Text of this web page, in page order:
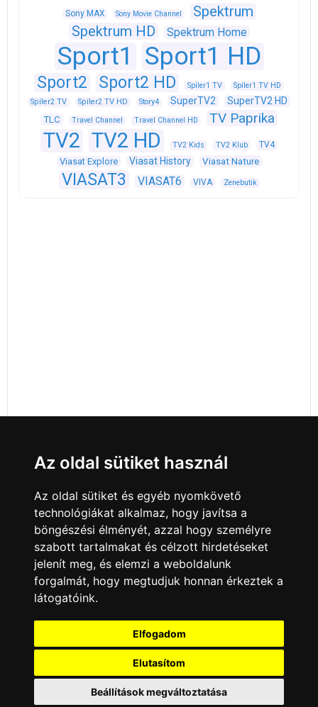
Sony MAX Sony Movie Channel
Spektrum
Spektrum HD
Spektrum Home
Sport1 Sport1 HD
Sport2 Sport2 HD Spíler1 TV
Spíler1 TV HD
Spíler2 TV
Spíler2 TV HD Story4 SuperTV2 SuperTV2 HD
TLC Travel Channel Travel Channel HD TV Paprika
TV2 TV2 HD TV2 Kids TV2 Klub TV4
Viasat Explore Viasat History Viasat Nature
VIASAT3 VIASAT6 VIVA Zenebutik
Minden jog fenntartva © 2008 - 2026
A csatornák a műsorváltoztatás jogát
fenntartják! A portál üzemeltetője semmiféle
felelősséget nem vállal a weboldalon
megjelentetett hirdetések tartalmáért, illetve a
hirdetésekhez feltöltött képekért!
Az oldal sütiket használ
Az oldal sütiket és egyéb nyomkövető
technológiákat alkalmaz, hogy javítsa a
böngészési élményét, azzal hogy személyre
szabott tartalmakat és célzott hirdetéseket
jelenít meg, és elemzi a weboldalunk
forgalmát, hogy megtudjuk honnan érkeztek a
látogatóink.
Elfogadom
Elutasítom
Beállítások megváltoztatása